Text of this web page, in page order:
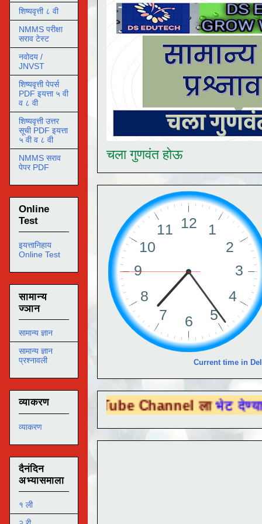
चला गुणवंत होऊ
Current time in
You Tube Channel लाभेट देण्यासाठी येथे
शिष्यवृत्ती ८ वी
NMMS परीक्षा
सराव टेस्ट
नवोदय /
JNVST
शिष्यवृत्ती पेपर्स
PDF इयत्ता ५ वी
व ८ वी
शिष्यवृत्ती उत्तर
सूची PDF इयत्ता
५ वी व ८ वी
NMMS सराव
पेपर PDF
Online
Test
इयत्तानिहाय
Online Test
सामान्य
ज्ञान
सामान्य ज्ञान
सामान्य ज्ञान
प्रश्नावली
व्याकरण
व्याकरण
दैनंदिन
अभ्यासमाला
१ ली